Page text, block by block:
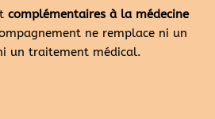
complémentaires à la médecine
ne remplace ni un
un traitement médical.